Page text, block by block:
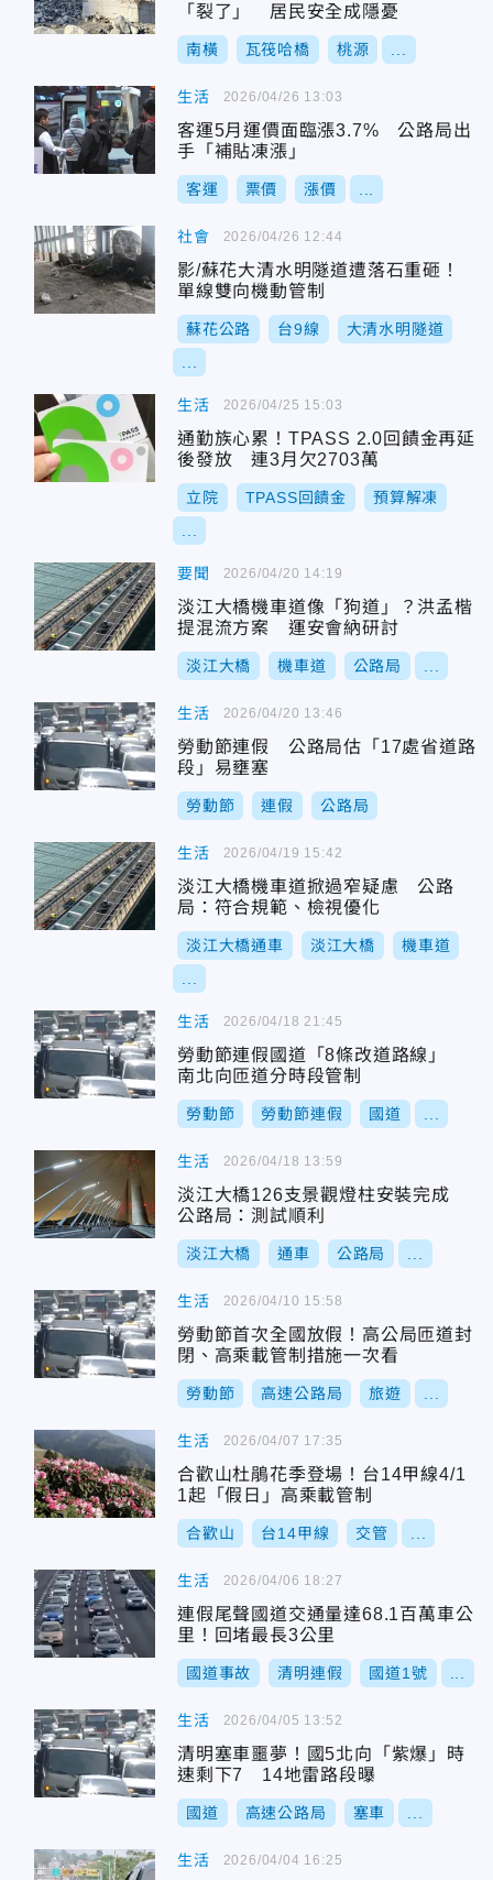
「裂了」 居民安全成隱憂
南橫 瓦筏哈橋 桃源
生活
客運5月運價面臨漲3.7% 公路局出
手「補貼凍漲」
客運 票價 漲價
2026/04/26 13:03
社會
影/蘇花大清水明隧道遭落石重砸！
單線雙向機動管制
蘇花公路 台9線 大清水明隧道
2026/04/26 12:44
生活
通勤族心累！TPASS 2.0回饋金再延
後發放 連3月欠2703萬
立院 TPASS回饋金 預算解凍
2026/04/25 15:03
要聞
淡江大橋機車道像「狗道」？洪孟楷
提混流方案 運安會納研討
淡江大橋 機車道 公路局
2026/04/20 14:19
生活
勞動節連假 公路局估「17處省道路
段」易壅塞
勞動節 連假 公路局
2026/04/20 13:46
生活
淡江大橋機車道掀過窄疑慮 公路
局：符合規範、檢視優化
淡江大橋通車 淡江大橋 機車道
2026/04/19 15:42
生活
勞動節連假國道「8條改道路線」
南北向匝道分時段管制
勞動節 勞動節連假 國道
2026/04/18 21:45
生活
淡江大橋126支景觀燈柱安裝完成
公路局：測試順利
淡江大橋 通車 公路局
2026/04/18 13:59
生活
勞動節首次全國放假！高公局匝道封
閉、高乘載管制措施一次看
勞動節 高速公路局 旅遊
2026/04/10 15:58
生活
合歡山杜鵑花季登場！台14甲線4/1
1起「假日」高乘載管制
合歡山 台14甲線 交管
2026/04/07 17:35
生活
連假尾聲國道交通量達68.1百萬車公
里！回堵最長3公里
國道事故 清明連假 國道1號
2026/04/06 18:27
生活
清明塞車噩夢！國5北向「紫爆」時
速剩下7 14地雷路段曝
國道 高速公路局 塞車
2026/04/05 13:52
生活 2026/04/04 16:25